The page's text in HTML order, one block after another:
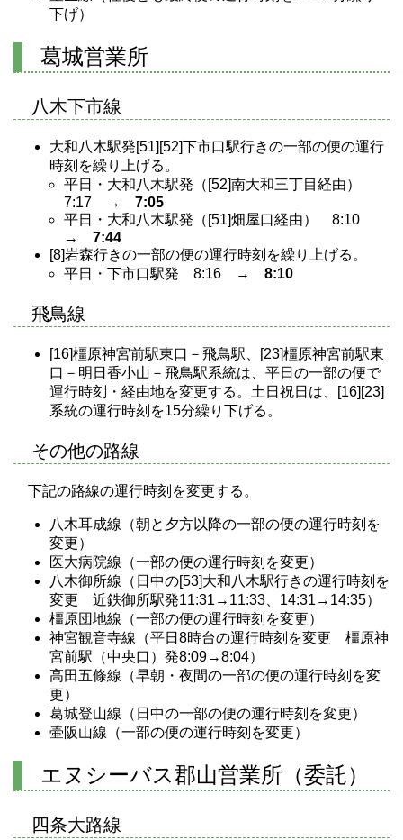
下げ）
葛城営業所
八木下市線
大和八木駅発[51][52]下市口駅行きの一部の便の運行
時刻を繰り上げる。
平日・大和八木駅発（[52]南大和三丁目経由）
7:17 → 7:05
平日・大和八木駅発（[51]畑屋口経由） 8:10
→ 7:44
[8]岩森行きの一部の便の運行時刻を繰り上げる。
平日・下市口駅発 8:16 → 8:10
飛鳥線
[16]橿原神宮前駅東口－飛鳥駅、[23]橿原神宮前駅東
口－明日香小山－飛鳥駅系統は、平日の一部の便で
運行時刻・経由地を変更する。土日祝日は、[16][23]
系統の運行時刻を15分繰り下げる。
その他の路線
下記の路線の運行時刻を変更する。
八木耳成線（朝と夕方以降の一部の便の運行時刻を
変更）
医大病院線（一部の便の運行時刻を変更）
八木御所線（日中の[53]大和八木駅行きの運行時刻を
変更 近鉄御所駅発11:31→11:33、14:31→14:35）
橿原団地線（一部の便の運行時刻を変更）
神宮観音寺線（平日8時台の運行時刻を変更 橿原神
宮前駅（中央口）発8:09→8:04）
高田五條線（早朝・夜間の一部の便の運行時刻を変
更）
葛城登山線（日中の一部の便の運行時刻を変更）
壷阪山線（一部の便の運行時刻を変更）
エヌシーバス郡山営業所（委託）
四条大路線